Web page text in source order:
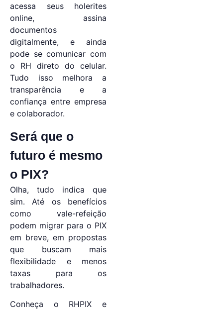
acessa seus holerites
online, assina
documentos
digitalmente, e ainda
pode se comunicar com
o RH direto do celular.
Tudo isso melhora a
transparência e a
confiança entre empresa
e colaborador.
Será que o
futuro é mesmo
o PIX?
Olha, tudo indica que
sim. Até os benefícios
como vale-refeição
podem migrar para o PIX
em breve, em propostas
que buscam mais
flexibilidade e menos
taxas para os
trabalhadores.
Conheça o RHPIX e